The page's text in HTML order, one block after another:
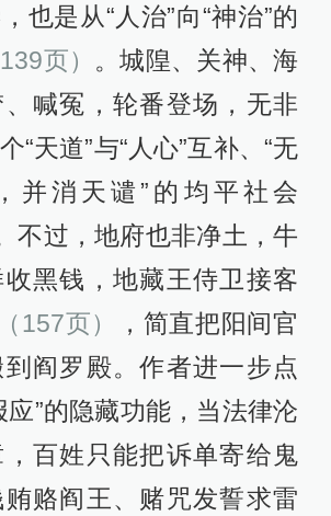
也是从“人治”向“神治”的
139页） 。城隍、关神、海
喊冤，轮番登场，无非
“天道”与“人心”互补、“无
并消天谴”的均平社会
不过，地府也非净土，牛
黑钱，地藏王侍卫接客
（157页）
，简直把阳间官
阎罗殿。作者进一步点
应”的隐藏功能，当法律沦
百姓只能把诉单寄给鬼
赂阎王、赌咒发誓求雷